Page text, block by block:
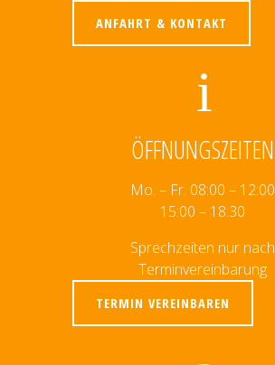
ANFAHRT & KONTAKT
ÖFFNUNGSZEITEN
Mo. – Fr. 08:00 – 12:00
15:00 – 18:30
Sprechzeiten nur nach
Terminvereinbarung
TERMIN VEREINBAREN